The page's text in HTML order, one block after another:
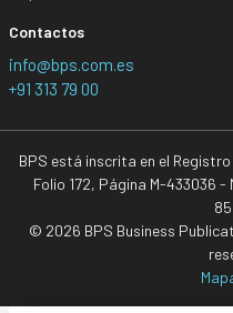
Contactos
info@bps.com.es
+91 313 79 00
BPS está inscrita en el
Folio 172, Página M-433036
© 2026 BPS Business